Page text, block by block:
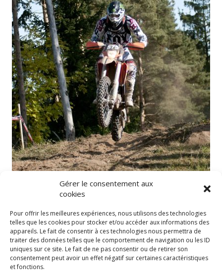
Gérer le consentement aux
cookies
Pour offrir les meilleures expériences, nous utilisons des technologies
telles que les cookies pour stocker et/ou accéder aux informations des
appareils. Le fait de consentir à ces technologies nous permettra de
traiter des données telles que le comportement de navigation ou les ID
uniques sur ce site. Le fait de ne pas consentir ou de retirer son
consentement peut avoir un effet négatif sur certaines caractéristiques
et fonctions.
Enduro moto
Bientôt d'autre discipline